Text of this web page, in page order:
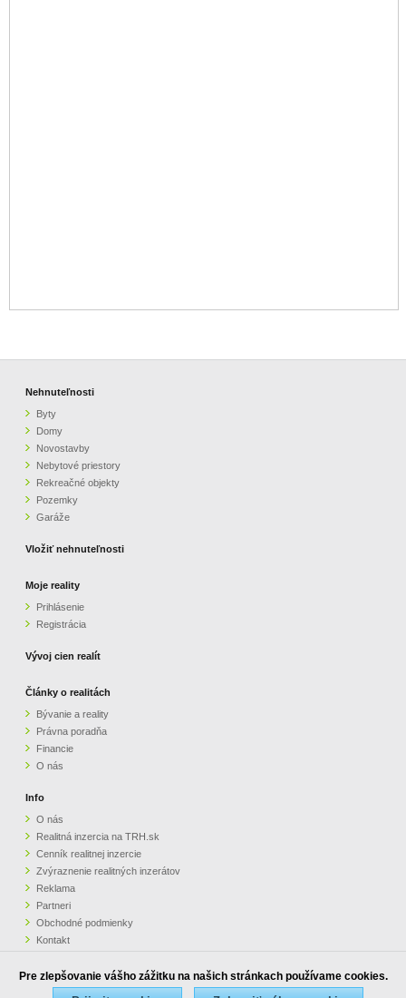
Nehnuteľnosti
Byty
Domy
Novostavby
Nebytové priestory
Rekreačné objekty
Pozemky
Garáže
Vložiť nehnuteľnosti
Moje reality
Prihlásenie
Registrácia
Vývoj cien realít
Články o realitách
Bývanie a reality
Právna poradňa
Financie
O nás
Info
O nás
Realitná inzercia na TRH.sk
Cenník realitnej inzercie
Zvýraznenie realitných inzerátov
Reklama
Partneri
Obchodné podmienky
Kontakt
Pre zlepšovanie vášho zážitku na našich stránkach používame cookies.